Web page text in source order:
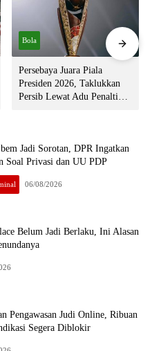
Bola
Persebaya Juara Piala
Presiden 2026, Taklukkan
Persib Lewat Adu Penalti
Jadi Sorotan, DPR Ingatkan
Soal Privasi dan UU PDP
06/08/2026
Belum Jadi Berlaku, Ini Alasan
Pengawasan Judi Online, Ribuan
Segera Diblokir